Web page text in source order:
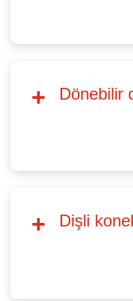
Dönebilir
Dişli